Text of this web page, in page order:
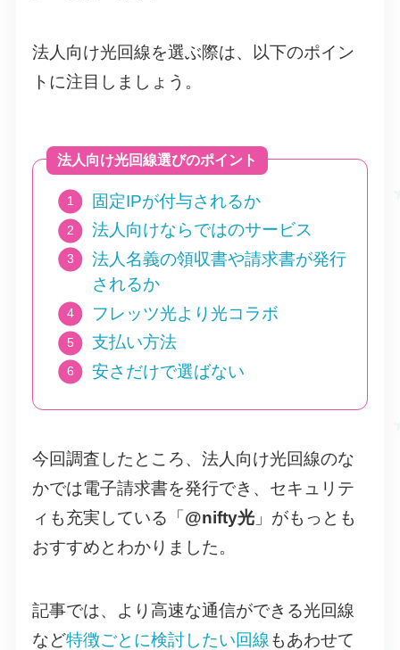
法人向け光回線を選ぶ際は、以下のポイン
トに注目しましょう。
法人向け光回線選びのポイント
固定IPが付与されるか
法人向けならではのサービス
法人名義の領収書や請求書が発行
されるか
フレッツ光より光コラボ
支払い方法
安さだけで選ばない
今回調査したところ、法人向け光回線のな
かでは電子請求書を発行でき、セキュリテ
ィも充実している「 @nifty光」がもっとも
おすすめとわかりました。
記事では、より高速な通信ができる光回線
など特徴ごとに検討したい回線 もあわせて